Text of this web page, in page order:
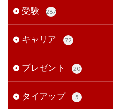
受験 287
キャリア 72
プレゼント 20
タイアップ 5